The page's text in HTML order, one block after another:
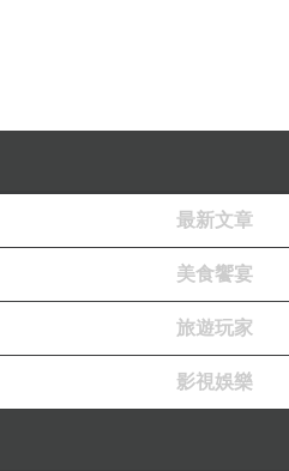
最新文章
美食饗宴
旅遊玩家
影視娛樂